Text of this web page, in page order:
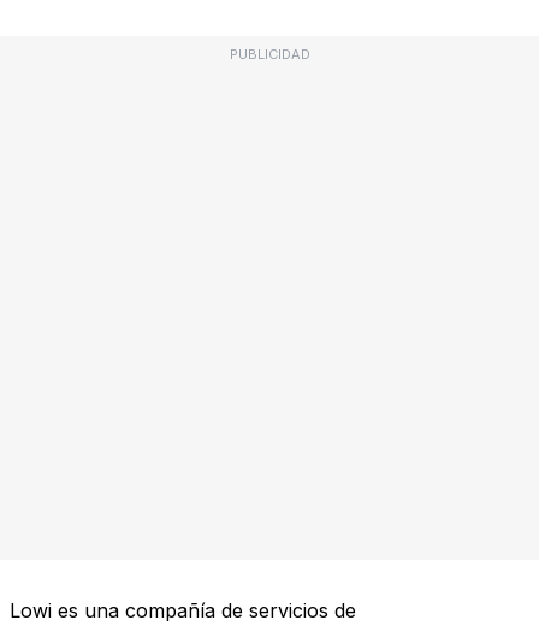
PUBLICIDAD
Lowi es una compañía de servicios de